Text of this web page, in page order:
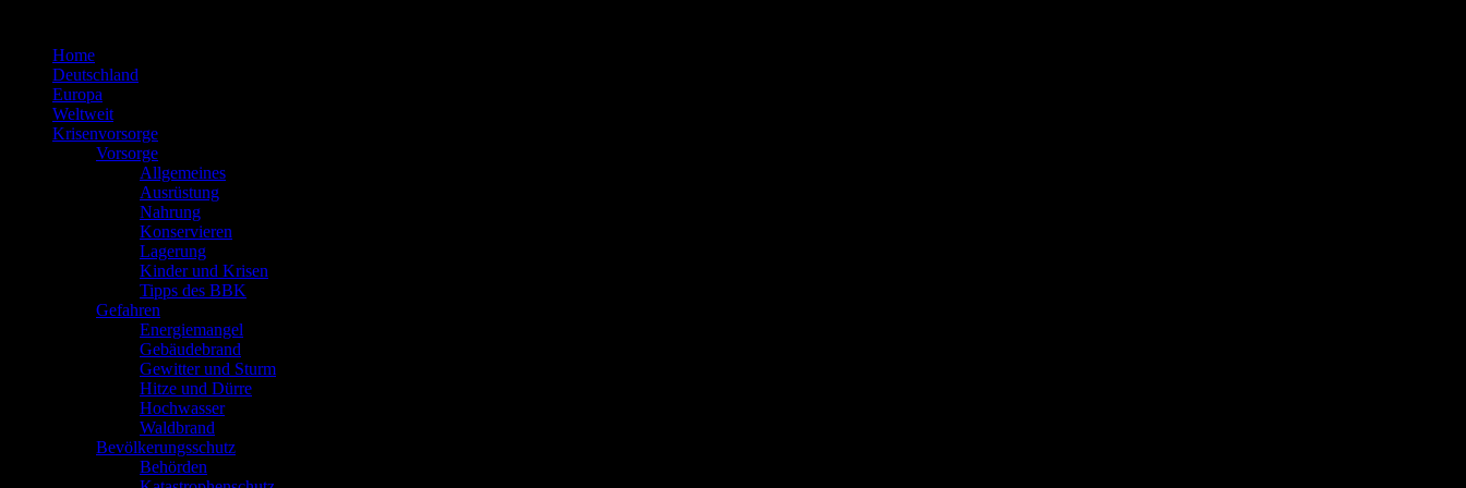
springenHome
Deutschland
Europa
Weltweit
Krisenvorsorge
Vorsorge
Allgemeines
Ausrüstung
Nahrung
Konservieren
Lagerung
Kinder und Krisen
Tipps des BBK
Gefahren
Energiemangel
Gebäudebrand
Gewitter und Sturm
Hitze und Dürre
Hochwasser
Waldbrand
Bevölkerungsschutz
Behörden